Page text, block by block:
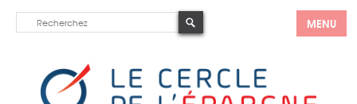
MENU